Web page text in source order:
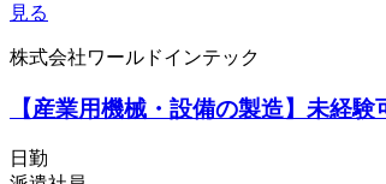
見る
株式会社ワールドインテック
【産業用機械・設備の製造】未経
日勤